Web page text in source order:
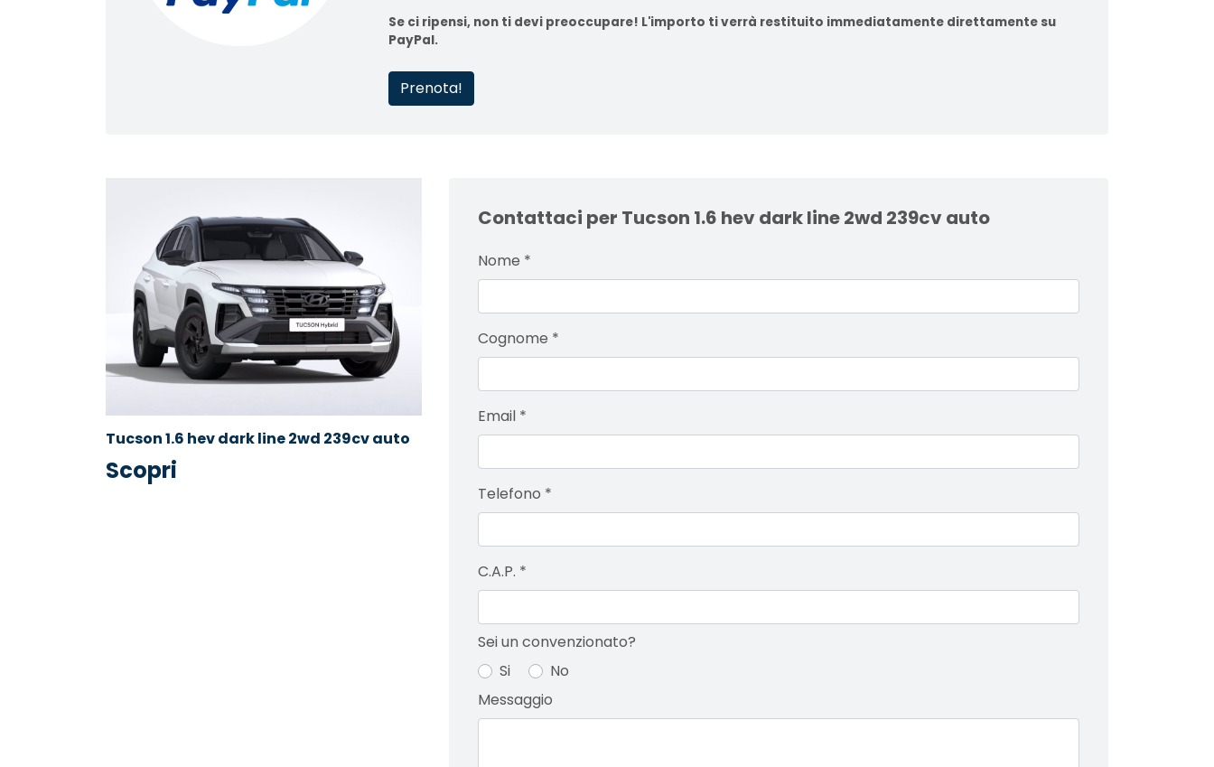
Se ci ripensi, non ti devi preoccupare! L'importo ti verrà restituito immediatamente direttamente su
PayPal.
Prenota!
Tucson 1.6 hev dark line 2wd 239cv auto
Scopri
Contattaci per Tucson 1.6 hev dark line 2wd 239cv auto
Nome *
Cognome *
Email *
Telefono *
C.A.P. *
Sei un convenzionato?
Si
No
Messaggio